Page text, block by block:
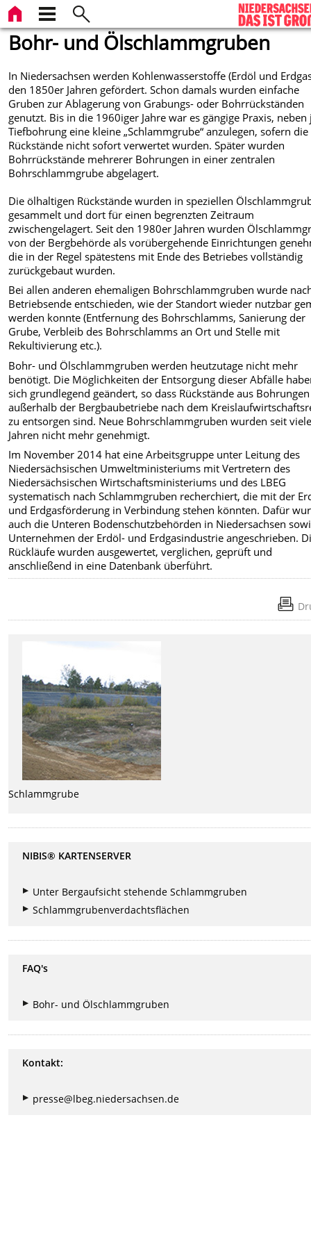
Bohr- und Ölschlammgruben
In Niedersachsen werden Kohlenwasserstoffe (Erdöl und
den 1850er Jahren gefördert. Schon damals wurden einfache
Gruben zur Ablagerung von Grabungs- oder Bohrrückständen
genutzt. Bis in die 1960iger Jahre war es gängige Praxis, neben
Tiefbohrung eine kleine „Schlammgrube“ anzulegen, sofern die
Rückstände nicht sofort verwertet wurden. Später wurden
Bohrrückstände mehrerer Bohrungen in einer zentralen
Bohrschlammgrube abgelagert.
Die ölhaltigen Rückstände wurden in speziellen
gesammelt und dort für einen begrenzten Zeitraum
zwischengelagert. Seit den 1980er Jahren wurden
von der Bergbehörde als vorübergehende Einrichtungen
die in der Regel spätestens mit Ende des Betriebes vollständig
zurückgebaut wurden.
Bei allen anderen ehemaligen Bohrschlammgruben wurde
Betriebsende entschieden, wie der Standort wieder nutzbar
werden konnte (Entfernung des Bohrschlamms, Sanierung der
Grube, Verbleib des Bohrschlamms an Ort und Stelle mit
Rekultivierung etc.).
Bohr- und Ölschlammgruben werden heutzutage nicht mehr
benötigt. Die Möglichkeiten der Entsorgung dieser Abfälle
sich grundlegend geändert, so dass Rückstände aus Bohrungen
außerhalb der Bergbaubetriebe nach dem
zu entsorgen sind. Neue Bohrschlammgruben wurden seit
Jahren nicht mehr genehmigt.
Im November 2014 hat eine Arbeitsgruppe unter Leitung des
Niedersächsischen Umweltministeriums mit Vertretern des
Niedersächsischen Wirtschaftsministeriums und des LBEG
systematisch nach Schlammgruben recherchiert, die mit der
und Erdgasförderung in Verbindung stehen könnten. Dafür
auch die Unteren Bodenschutzbehörden in Niedersachsen
Unternehmen der Erdöl- und Erdgasindustrie angeschrieben.
Rückläufe wurden ausgewertet, verglichen, geprüft und
anschließend in eine Datenbank überführt.
Schlammgrube
NIBIS® KARTENSERVER
Unter Bergaufsicht stehende Schlammgruben
Schlammgrubenverdachtsflächen
FAQ's
Bohr- und Ölschlammgruben
Kontakt:
presse@lbeg.niedersachsen.de